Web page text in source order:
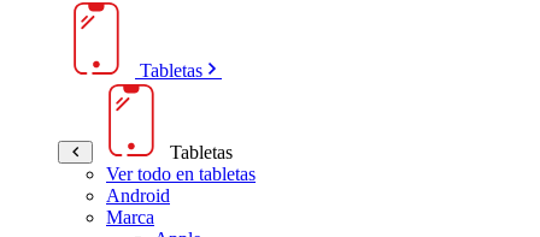
Tabletas
Tabletas
Ver todo en tabletas
Android
Marca